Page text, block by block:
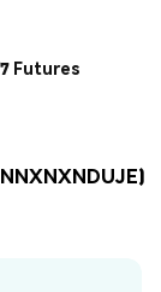
Futures